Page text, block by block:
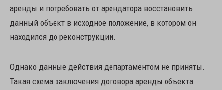
аренды и потребовать от арендатора восстановить
данный объект в исходное положение, в котором он
находился до реконструкции.
Однако данные действия департаментом не приняты.
Такая схема заключения договора аренды объекта